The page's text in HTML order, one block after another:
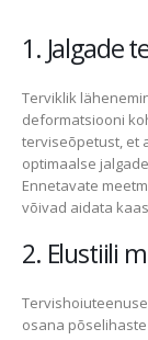
1. Jalgade
Terviklik
deformatsiooni
terviseõpetust, et
optimaalse
Ennetavate
võivad aidata
2. Elustiili
osana